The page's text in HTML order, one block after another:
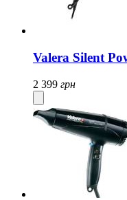
Valera Silent
2 399 грн